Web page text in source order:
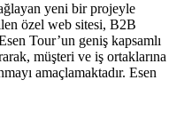
yeni bir projeyle
özel web sitesi, B2B
Tour’un geniş kapsamlı
müşteri ve iş ortaklarına
amaçlamaktadır. Esen